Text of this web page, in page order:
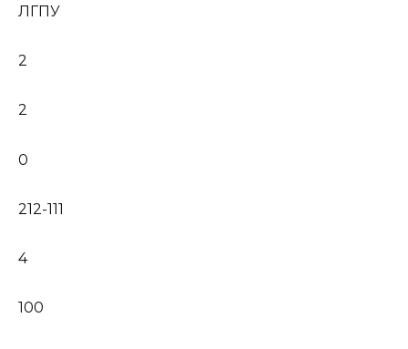
ЛГПУ
2
2
0
212-111
4
100